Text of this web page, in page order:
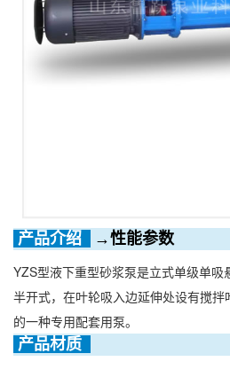
产品介绍
→性能参数
YZS型液下重型砂浆泵是立式单级单吸
半开式，在叶轮吸入边延伸处设有搅
的一种专用配套用泵。
产品材质